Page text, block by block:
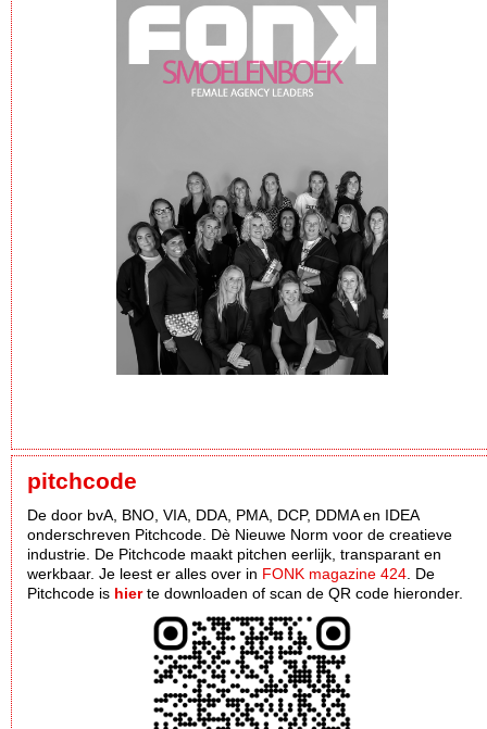
pitchcode
De door bvA, BNO, VIA, DDA, PMA, DCP, DDMA en IDEA
onderschreven Pitchcode. Dè Nieuwe Norm voor de creatieve
industrie. De Pitchcode maakt pitchen eerlijk, transparant en
werkbaar. Je leest er alles over in FONK magazine 424 . De
Pitchcode is hierte downloaden of scan de QR code hieronder.